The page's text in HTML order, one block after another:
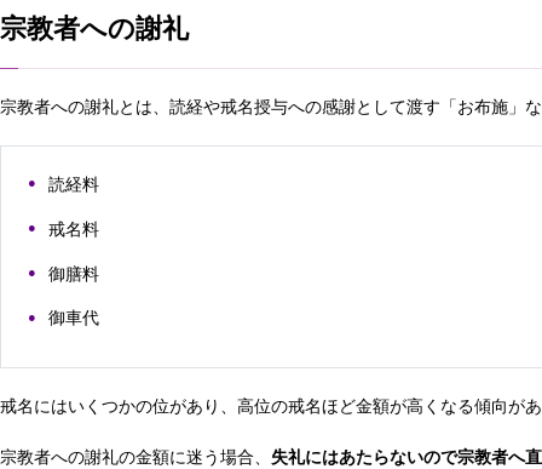
宗教者への謝礼
宗教者への謝礼とは、読経や戒名授与への感謝として渡す「お布施」
読経料
戒名料
御膳料
御車代
戒名にはいくつかの位があり、高位の戒名ほど金額が高くなる傾向が
宗教者への謝礼の金額に迷う場合、 失礼にはあたらないので宗教者へ